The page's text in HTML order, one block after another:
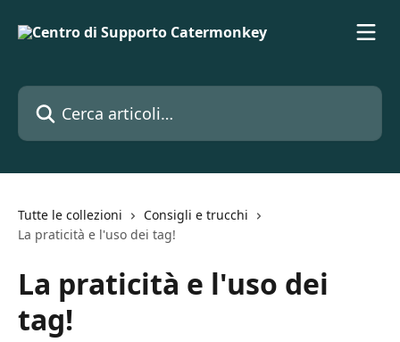
Cerca articoli…
Tutte le collezioni
Consigli e trucchi
La praticità e l'uso dei tag!
La praticità e l'uso dei
tag!